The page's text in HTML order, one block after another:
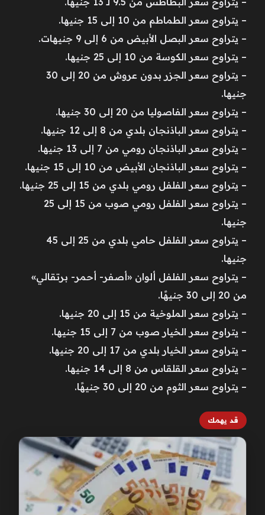
– يتراوح سعر الطماطم من 10 إلى 15 جنيها.
– يتراوح سعر البصل الأبيض من 6 إلى 9 جنيهات.
– يتراوح سعر الكوسة من 10 إلى 25 جنيها.
– يتراوح سعر الجزر بدون عروش من 20 إلى 30
جنيها.
– يتراوح سعر الفاصوليا من 20 إلى 30 جنيها.
– يتراوح سعر الباذنجان بلدي من 8 إلى 12 جنيها.
– يتراوح سعر الباذنجان رومي من 7 إلى 13 جنيها.
– يتراوح سعر الباذنجان الأبيض من 10 إلى 15 جنيها.
– يتراوح سعر الفلفل رومي بلدي من 15 إلى 25 جنيها.
– يتراوح سعر الفلفل رومي صوب من 15 إلى 25
جنيها.
– يتراوح سعر الفلفل حامي بلدي من 25 إلى 45
جنيها.
– يتراوح سعر الفلفل ألوان «أصفر- أحمر- برتقالي»
من 20 إلى 30 جنيهًا.
– يتراوح سعر الملوخية من 15 إلى 20 جنيها.
– يتراوح سعر الخيار صوب من 7 إلى 15 جنيها.
– يتراوح سعر الخيار بلدي من 17 إلى 20 جنيها.
– يتراوح سعر القلقاس من 8 إلى 14 جنيها.
– يتراوح سعر الثوم من 20 إلى 30 جنيهًا.
قد يهمك